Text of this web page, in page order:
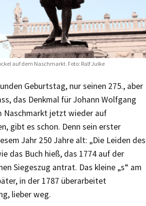
auf dem Naschmarkt. Foto: Ralf Julke
Geburtstag, nur seinen 275., aber
das Denkmal für Johann Wolfgang
Naschmarkt jetzt wieder auf
gibt es schon. Denn sein erster
Jahr 250 Jahre alt: „Die Leiden des
das Buch hieß, das 1774 auf der
Siegeszug antrat. Das kleine „s“ am
in der 1787 überarbeitet
lieber weg.